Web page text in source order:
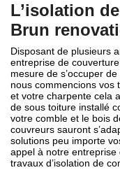
L’isolation
Brun
Disposant de plusieurs
entreprise de
mesure de s’occuper
nous commencions vos
et votre charpente cela
de sous toiture installé
votre comble et le bois
couvreurs sauront
solutions peu importe
appel à notre
travaux d’isolation de